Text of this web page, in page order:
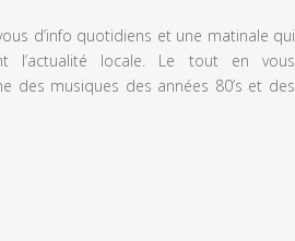
d’info quotidiens et une matinale qui
locale. Le tout en vous
des musiques des années 80’s et des